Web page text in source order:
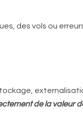
des vols ou
de la valeur